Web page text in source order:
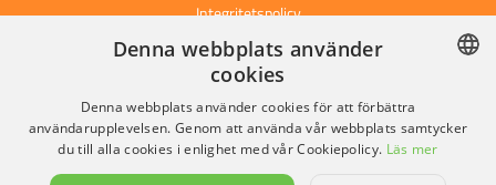
Integritetspolicy
Prenumerera på våra pressreleaser SWEDISH
ENGLISH
Denna webbplats använder
cookies
Denna webbplats använder cookies för att förbättra
användarupplevelsen. Genom att använda vår webbplats samtycker
du till alla cookies i enlighet med vår Cookiepolicy. Läs mer